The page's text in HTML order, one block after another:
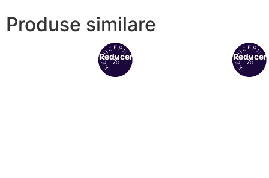
Produse similare
Reduceri!